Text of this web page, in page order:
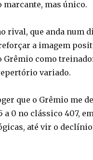
mas único.
rival, que anda num
a imagem
como
variado.
que o Grêmio me
0 no clássico 407,
até vir o